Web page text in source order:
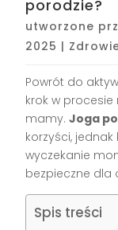
porodzie?
utworzone
2025 |
Powrót do
krok w procesie
mamy.Joga
korzyści,
wyczekanie
bezpieczne dla
Spis treści